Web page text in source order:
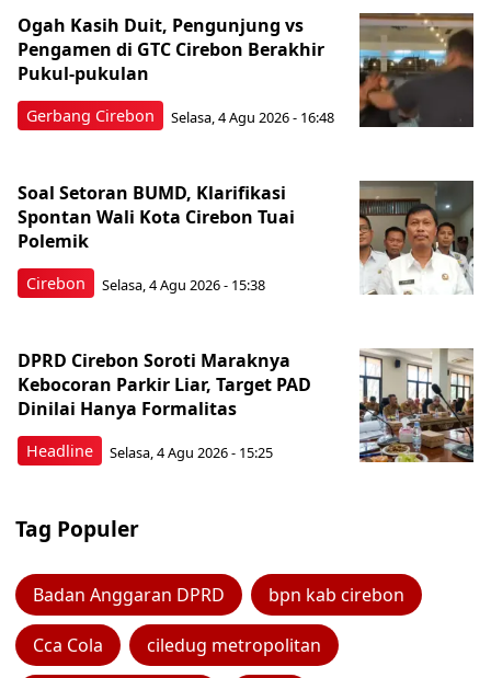
Gerbang Cirebon
Ogah Kasih Duit, Pengunjung vs
Pengamen di GTC Cirebon Berakhir
Pukul-pukulan
Selasa, 4 Agu 2026 - 16:48
Cirebon
Soal Setoran BUMD, Klarifikasi
Spontan Wali Kota Cirebon Tuai
Polemik
Selasa, 4 Agu 2026 - 15:38
Headline
DPRD Cirebon Soroti Maraknya
Kebocoran Parkir Liar, Target PAD
Dinilai Hanya Formalitas
Selasa, 4 Agu 2026 - 15:25
Tag Populer
Badan Anggaran DPRD bpn kab cirebon
Cca Cola ciledug metropolitan